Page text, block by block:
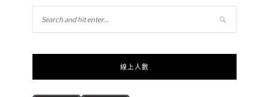
線上人數